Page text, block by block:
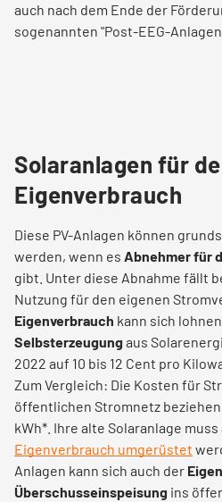
auch nach dem Ende der
sogenannten "Post-EEG-
Solaranlagen für
Eigenverbrauch
Diese PV-Anlagen können
werden, wenn es Abnehmer für
gibt. Unter diese Abnahme fällt
Nutzung für den eigenen
Eigenverbrauch kann sich
Selbsterzeugung aus
2022 auf 10 bis 12 Cent pro
Zum Vergleich: Die Kosten für
öffentlichen Stromnetz
kWh*. Ihre alte Solaranlage
Eigenverbrauch umgerüstet
Anlagen kann sich auch der
Überschusseinspeisung ins